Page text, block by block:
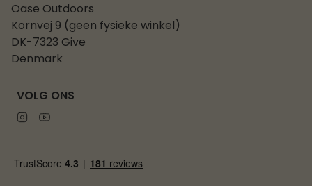
Oase Outdoors
Kornvej 9 (geen fysieke winkel)
DK-7323 Give
Denmark
VOLG ONS
Instagram
Youtube